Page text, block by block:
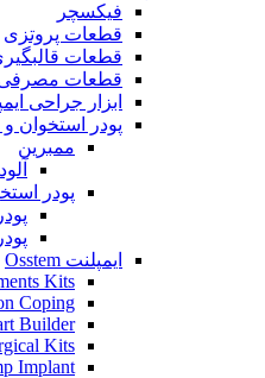
فیکسچر
قطعات پروتزی
قطعات
قطعات
ابزار جراحی
پودر استخوان
ممبرین
پودر
ایمپلنت Osstem
Kits
Coping
Builder
Kits
Implant